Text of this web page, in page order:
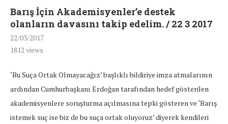
Barış İçin Akademisyenler’e destek
olanların davasını takip edelim. / 22 3 2017
22/03/2017
1812 views
‘Bu Suça Ortak Olmayacağız’ başlıklı bildiriye imza atmalarının
ardından Cumhurbaşkanı Erdoğan tarafından hedef gösterilen
akademisyenlere soruşturma açılmasına tepki gösteren ve ‘Barış
istemek suç ise biz de bu suça ortak oluyoruz’ diyerek kendileri